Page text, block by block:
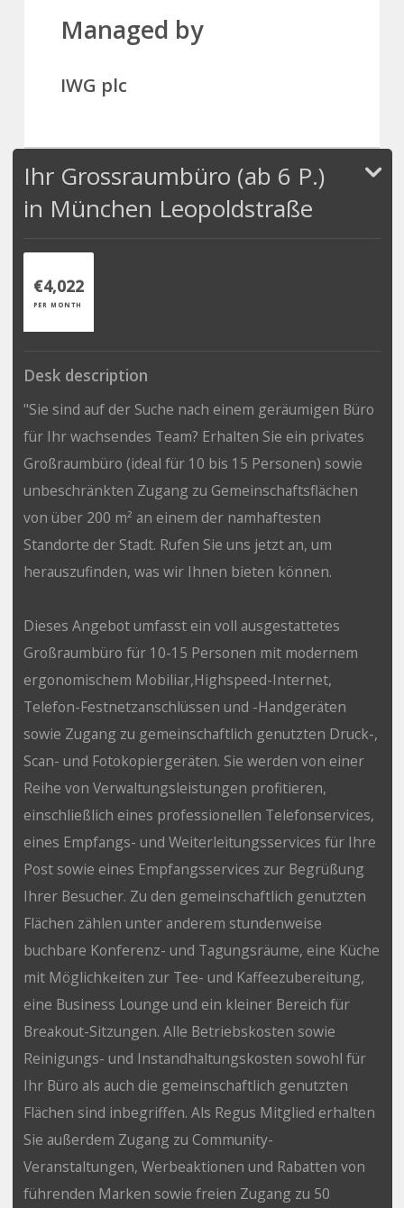
Managed by
IWG plc
Ihr Grossraumbüro (ab 6 P.)
in München Leopoldstraße
€4,022
PER MONTH
Desk description
"Sie sind auf der Suche nach einem geräumigen Büro
für Ihr wachsendes Team? Erhalten Sie ein privates
Großraumbüro (ideal für 10 bis 15 Personen) sowie
unbeschränkten Zugang zu Gemeinschaftsflächen
von über 200 m² an einem der namhaftesten
Standorte der Stadt. Rufen Sie uns jetzt an, um
herauszufinden, was wir Ihnen bieten können.
Dieses Angebot umfasst ein voll ausgestattetes
Großraumbüro für 10-15 Personen mit modernem
ergonomischem Mobiliar,Highspeed-Internet,
Telefon-Festnetzanschlüssen und -Handgeräten
sowie Zugang zu gemeinschaftlich genutzten Druck-,
Scan- und Fotokopiergeräten. Sie werden von einer
Reihe von Verwaltungsleistungen profitieren,
einschließlich eines professionellen Telefonservices,
eines Empfangs- und Weiterleitungsservices für Ihre
Post sowie eines Empfangsservices zur Begrüßung
Ihrer Besucher. Zu den gemeinschaftlich genutzten
Flächen zählen unter anderem stundenweise
buchbare Konferenz- und Tagungsräume, eine Küche
mit Möglichkeiten zur Tee- und Kaffeezubereitung,
eine Business Lounge und ein kleiner Bereich für
Breakout-Sitzungen. Alle Betriebskosten sowie
Reinigungs- und Instandhaltungskosten sowohl für
Ihr Büro als auch die gemeinschaftlich genutzten
Flächen sind inbegriffen. Als Regus Mitglied erhalten
Sie außerdem Zugang zu Community-
Veranstaltungen, Werbeaktionen und Rabatten von
führenden Marken sowie freien Zugang zu 50